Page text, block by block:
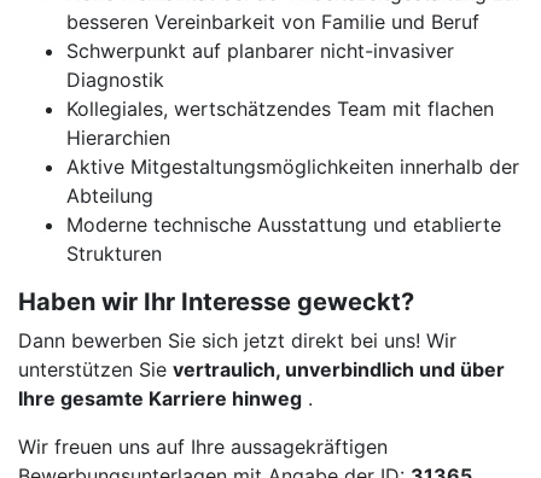
besseren Vereinbarkeit von Familie und Beruf
Schwerpunkt auf planbarer nicht-invasiver
Diagnostik
Kollegiales, wertschätzendes Team mit flachen
Hierarchien
Aktive Mitgestaltungsmöglichkeiten innerhalb der
Abteilung
Moderne technische Ausstattung und etablierte
Strukturen
Haben wir Ihr Interesse geweckt?
Dann bewerben Sie sich jetzt direkt bei uns! Wir
unterstützen Sie vertraulich, unverbindlich und über
Ihre gesamte Karriere hinweg .
Wir freuen uns auf Ihre aussagekräftigen